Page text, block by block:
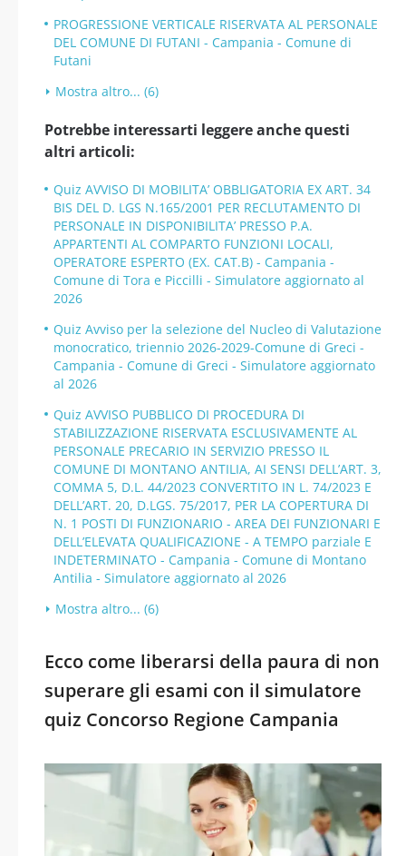
PROGRESSIONE VERTICALE RISERVATA AL PERSONALE
DEL COMUNE DI FUTANI - Campania - Comune di
Futani
Mostra altro... (6)
Potrebbe interessarti leggere anche questi
altri articoli:
Quiz AVVISO DI MOBILITA’ OBBLIGATORIA EX ART. 34
BIS DEL D. LGS N.165/2001 PER RECLUTAMENTO DI
PERSONALE IN DISPONIBILITA’ PRESSO P.A.
APPARTENTI AL COMPARTO FUNZIONI LOCALI,
OPERATORE ESPERTO (EX. CAT.B) - Campania -
Comune di Tora e Piccilli - Simulatore aggiornato al
2026
Quiz Avviso per la selezione del Nucleo di Valutazione
monocratico, triennio 2026-2029-Comune di Greci -
Campania - Comune di Greci - Simulatore aggiornato
al 2026
Quiz AVVISO PUBBLICO DI PROCEDURA DI
STABILIZZAZIONE RISERVATA ESCLUSIVAMENTE AL
PERSONALE PRECARIO IN SERVIZIO PRESSO IL
COMUNE DI MONTANO ANTILIA, AI SENSI DELL’ART. 3,
COMMA 5, D.L. 44/2023 CONVERTITO IN L. 74/2023 E
DELL’ART. 20, D.LGS. 75/2017, PER LA COPERTURA DI
N. 1 POSTI DI FUNZIONARIO - AREA DEI FUNZIONARI E
DELL’ELEVATA QUALIFICAZIONE - A TEMPO parziale E
INDETERMINATO - Campania - Comune di Montano
Antilia - Simulatore aggiornato al 2026
Mostra altro... (6)
Ecco come liberarsi della paura di non
superare gli esami con il simulatore
quiz Concorso Regione Campania